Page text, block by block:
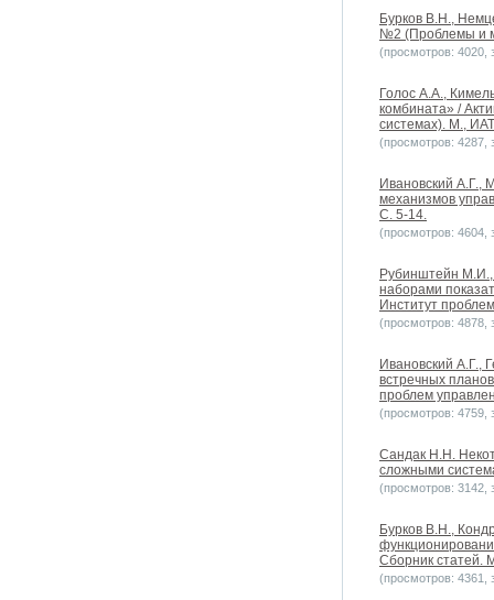
Бурков В.Н.,
№2 (Проблемы и
(просмотров: 4020,
Голос А.А.,
комбината» /
системах). М.,
(просмотров: 4287,
Ивановский А.Г.,
механизмов
С. 5-14.
(просмотров: 4604,
Рубинштейн
наборами
Институт
(просмотров: 4878,
Ивановский А.Г.,
встречных
проблем
(просмотров: 4759,
Сандак Н.Н.
сложными
(просмотров: 3142,
Бурков В.Н.,
Сборник статей.
(просмотров: 4361,